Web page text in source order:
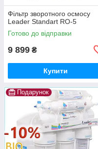
Фільтр зворотного осмосу
Leader Standart RO-5
Готово до відправки
9 899 ₴
Купити
Подарунок